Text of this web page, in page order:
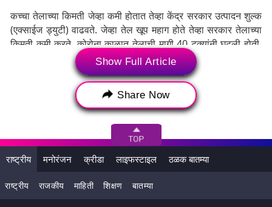
कच्चा तेलाच्या किमती जेव्हा कमी होतात तेव्हा केंद्र सरकार उत्पादन शुल्क
(एक्साईज ड्युटी) वाढवते. जेव्हा तेल खूप महाग होते तेव्हा सरकार तेलाच्या
किमती कमी करते. कोरोना काळात तेलाची मागी 40 टक्यांनी घटली होती.
पुढे तर ही मागणी 35 टक्क्यांपर्यंत खाली आली होती. जेव्हा विक्री कमी होईल
तेव्हा सरकारचे उत्पादन आपोआपच कमी होते. आता कोवीडपूर्वीच्या
काळाप्रमाणे सरकारचे उत्पादन वाढत आहे, असेही तनेजा सांगतात.
Show Full Article
Share Now
राष्ट्रीय मनोरंजन क्रीडा लाइफस्टाइल ठळक बातम्या
राष्ट्रीय राजकीय माहिती शिक्षण बातम्या